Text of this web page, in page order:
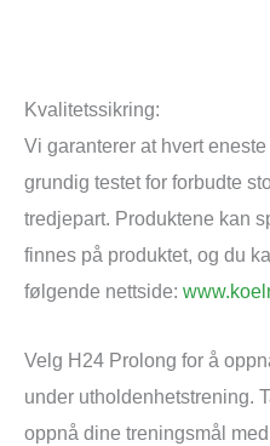
Kvalitetssikring:
Vi garanterer at hvert
grundig testet for forbudte
tredjepart. Produktene kan
finnes på produktet, og du
følgende nettside:
Velg H24 Prolong for å
under utholdenhetstrening.
oppnå dine treningsmål